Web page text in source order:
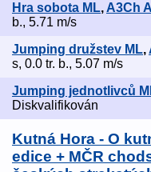
Hra sobota ML, A3Ch
b., 5.71 m/s
Jumping družstev ML,
s, 0.0 tr. b., 5.07 m/s
Jumping jednotlivců
Diskvalifikován
Kutná Hora - O
edice + MČR